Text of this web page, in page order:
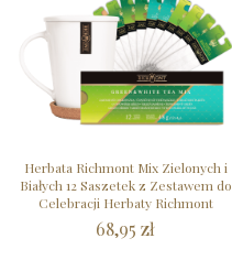
Herbata Richmont Mix Zielonych i
Białych 12 Saszetek z Zestawem do
Celebracji Herbaty Richmont
68,95 zł